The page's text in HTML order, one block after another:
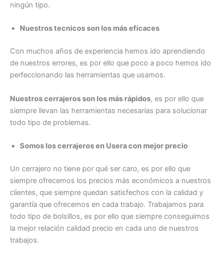
ningún tipo.
Nuestros tecnicos son los más eficaces
Con muchos años de experiencia hemos ido aprendiendo
de nuestros errores, es por ello que poco a poco hemos ido
perfeccionando las herramientas que usamos.
Nuestros cerrajeros son los más rápidos, es por ello que
siempre llevan las herramientas necesarias para solucionar
todo tipo de problemas.
Somos los cerrajeros en Usera con mejor precio
Un cerrajero no tiene por qué ser caro, es por ello que
siempre ofrecemos los precios más económicos a nuestros
clientes, que siempre quedan satisfechos con la calidad y
garantía que ofrecemos en cada trabajo. Trabajamos para
todo tipo de bolsillos, es por ello que siempre conseguimos
la mejor relación calidad precio en cada uno de nuestros
trabajos.